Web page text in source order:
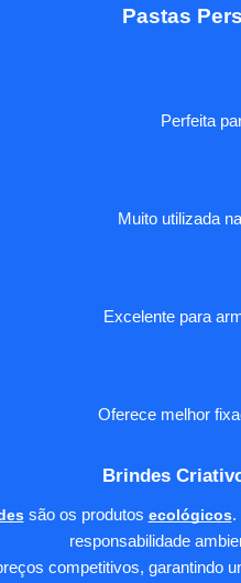
Pastas
Perfeita
Muito utilizada
Excelente para
Oferece melhor
Brindes
são os produtos ecológicos.
responsabilidade
competitivos, garantindo